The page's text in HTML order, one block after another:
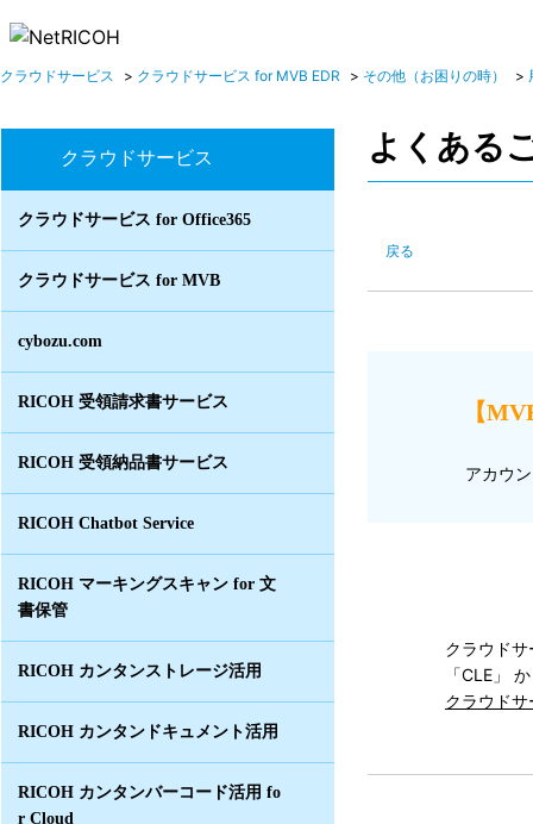
クラウドサービス > クラウドサービス for MVB EDR > その他（お困りの時） >
クラウドサービス
クラウドサービス for Office365
クラウドサービス for MVB
cybozu.com
RICOH 受領請求書サービス
RICOH 受領納品書サービス
RICOH Chatbot Service
RICOH マーキングスキャン for 文
書保管
RICOH カンタンストレージ活用
RICOH カンタンドキュメント活用
RICOH カンタンバーコード活用 fo
r Cloud
よくある
戻る
【
アカウ
クラウド
「CLE」
クラウド